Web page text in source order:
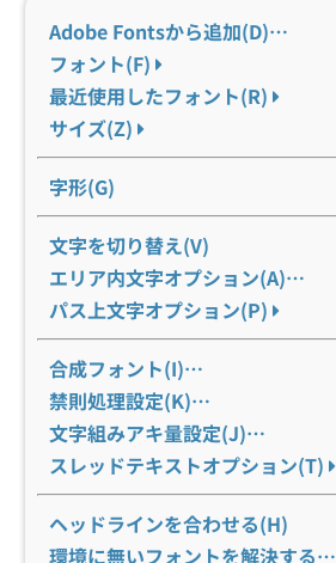
Adobe Fontsから追加(D)…
フォント(F)
最近使用したフォント(R)
サイズ(Z)
字形(G)
文字を切り替え(V)
エリア内文字オプション(A)…
パス上文字オプション(P)
合成フォント(I)…
禁則処理設定(K)…
文字組みアキ量設定(J)…
スレッドテキストオプション(T)
ヘッドラインを合わせる(H)
環境に無いフォントを解決する…